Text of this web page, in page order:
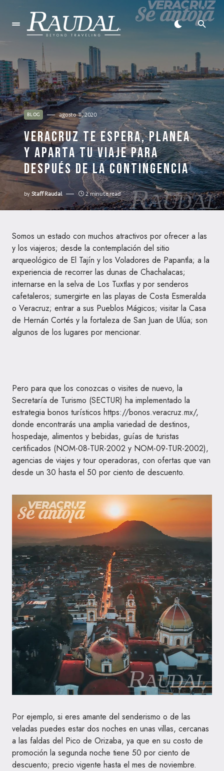
BLOG agosto 11, 2020
VERACRUZ TE ESPERA, PLANEA
Y APARTA TU VIAJE PARA
DESPUÉS DE LA CONTINGENCIA
byStaff Raudal 2 minute read
Somos un estado con muchos atractivos por ofrecer a las
y los viajeros; desde la contemplación del sitio
arqueológico de El Tajín y los Voladores de Papantla; a la
experiencia de recorrer las dunas de Chachalacas;
internarse en la selva de Los Tuxtlas y por senderos
cafetaleros; sumergirte en las playas de Costa Esmeralda
o Veracruz; entrar a sus Pueblos Mágicos; visitar la Casa
de Hernán Cortés y la fortaleza de San Juan de Ulúa; son
algunos de los lugares por mencionar.
Pero para que los conozcas o visites de nuevo, la
Secretaría de Turismo (SECTUR) ha implementado la
estrategia bonos turísticos https://bonos.veracruz.mx/,
donde encontrarás una amplia variedad de destinos,
hospedaje, alimentos y bebidas, guías de turistas
certificados (NOM-08-TUR-2002 y NOM-09-TUR-2002),
agencias de viajes y tour operadoras, con ofertas que van
desde un 30 hasta el 50 por ciento de descuento.
Por ejemplo, si eres amante del senderismo o de las
veladas puedes estar dos noches en unas villas, cercanas
a las faldas del Pico de Orizaba, ya que en su costo de
promoción la segunda noche tiene 50 por ciento de
descuento; precio vigente hasta el mes de noviembre.